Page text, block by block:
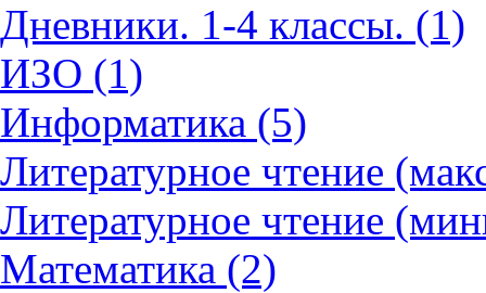
Дневники. 1-4 классы. (1)
ИЗО (1)
Информатика (5)
Литературное чтение
Литературное чтение
Математика (2)